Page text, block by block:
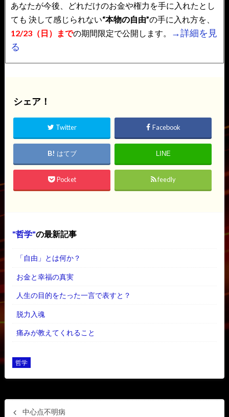
あなたが今後、どれだけのお金や権力を手に入れたとし
ても 決して感じられない“本物の自由”の手に入れ方を、
12/23（日）までの期間限定で公開します。
→詳細を見
る
シェア！
Twitter Facebook
はてブ LINE
Pocket feedly
哲学 の最新記事
「自由」とは何か？
お金と幸福の真実
人生の目的をたった一言で表すと？
脱力入魂
痛みが教えてくれること
哲学
中心点不明病